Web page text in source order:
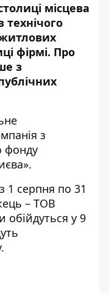
місцева
технічого
фірмі. Про
з
з
фонду
1 серпня по 31
– ТОВ
обійдуться у 9